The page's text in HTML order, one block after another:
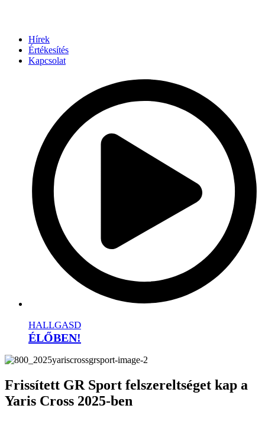
Hírek
Értékesítés
Kapcsolat
HALLGASD
ÉLŐBEN!
Frissített GR Sport felszereltséget kap a
Yaris Cross 2025-ben